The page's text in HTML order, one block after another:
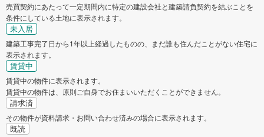
売買契約にあたって一定期間内に特定の建設会社と建築請負契約を結ぶことを
条件にしている土地に表示されます。
未入居
建築工事完了日から1年以上経過したものの、まだ誰も住んだことがない住宅に
表示されます。
賃貸中
賃貸中の物件に表示されます。
賃貸中の物件は、原則ご自身でお住まいいただくことができません。
請求済
その物件が資料請求・お問い合わせ済みの場合に表示されます。
既読